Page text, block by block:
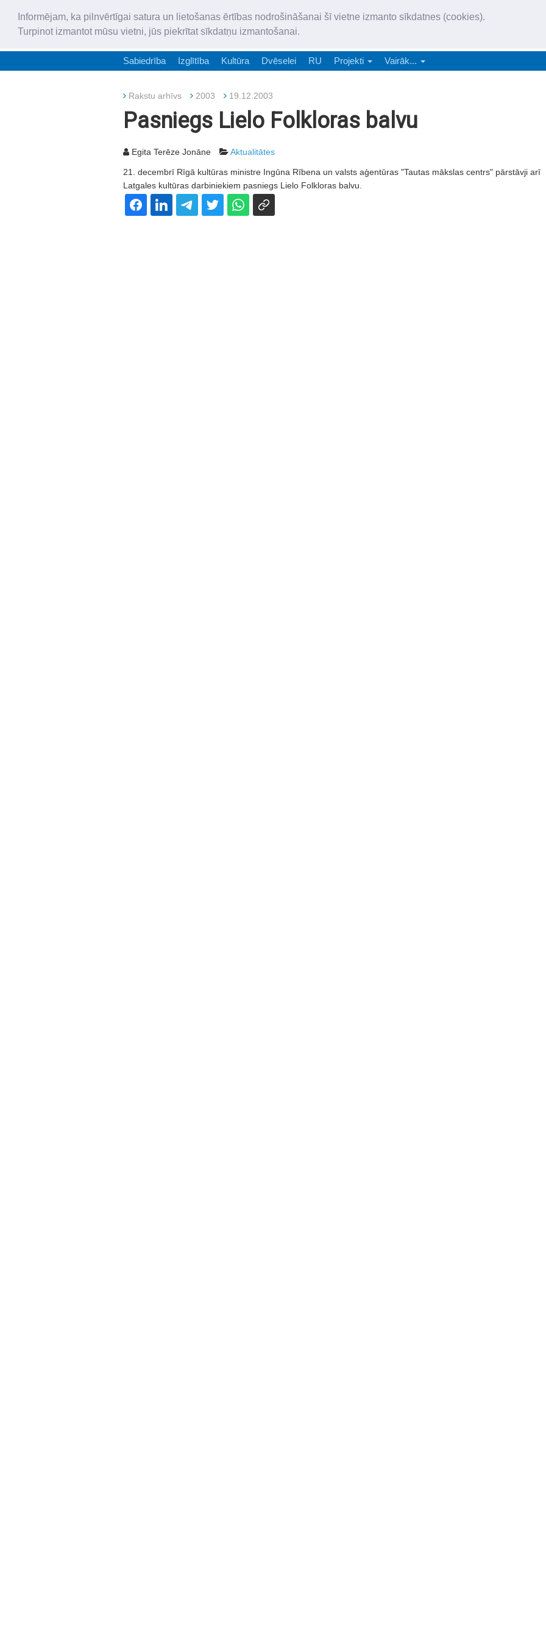
Informējam, ka pilnvērtīgai satura un lietošanas ērtības nodrošināšanai šī vietne izmanto sīkdatnes (cookies).
Turpinot izmantot mūsu vietni, jūs piekrītat sīkdatņu izmantošanai.
„Latgales Laiks” latviešu valodā aptver Daugavpils valstspilsētu,
Sabiedrība Izglītība Kultūra Dvēselei RU Projekti Vairāk...
Rakstu arhīvs 2003 19.12.2003
Pasniegs Lielo Folkloras balvu
Egita Terēze Jonāne Aktualitātes
21. decembrī Rīgā kultūras ministre Ingūna Rībena un valsts aģentūras "Tautas mākslas centrs" pārstāvji arī
Latgales kultūras darbiniekiem pasniegs Lielo Folkloras balvu.